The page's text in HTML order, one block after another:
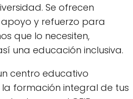
Se ofrecen
y refuerzo para
que lo necesiten,
una educación inclusiva.
centro educativo
formación integral de tus